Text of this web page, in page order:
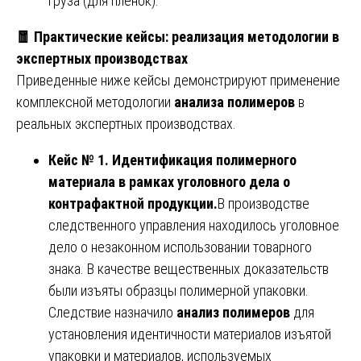
🧧 Практические кейсы: реализация методологии в
экспертных производствах
Приведенные ниже кейсы демонстрируют применение
комплексной методологии анализа полимеров в
реальных экспертных производствах.
Кейс № 1. Идентификация полимерного
материала в рамках уголовного дела о
контрафактной продукции.В производстве
следственного управления находилось уголовное
дело о незаконном использовании товарного
знака. В качестве вещественных доказательств
были изъяты образцы полимерной упаковки.
Следствие назначило анализ полимеров для
установления идентичности материалов изъятой
упаковки и материалов, используемых